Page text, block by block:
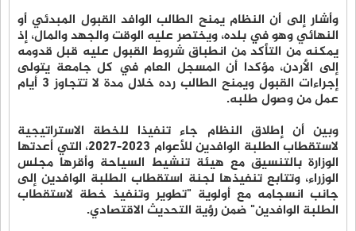
وأشار إلى أن النظام يمنح الطالب الوافد القبول المبدئي أو
النهائي وهو في بلده، ويختصر عليه الوقت والجهد والمال، إذ
يمكنه من التأكد من انطباق شروط القبول عليه قبل قدومه
إلى الأردن، مؤكدا أن المسجل العام في كل جامعة يتولى
إجراءات القبول ويمنح الطالب رده خلال مدة لا تتجاوز 3 أيام
عمل من وصول طلبه.
وبين أن إطلاق النظام جاء تنفيذا للخطة الاستراتيجية
لاستقطاب الطلبة الوافدين للأعوام 2023-2027، التي أعدتها
الوزارة بالتنسيق مع هيئة تنشيط السياحة وأقرها مجلس
الوزراء، وتتابع تنفيذها لجنة استقطاب الطلبة الوافدين إلى
جانب انسجامه مع أولوية "تطوير وتنفيذ خطة لاستقطاب
الطلبة الوافدين" ضمن رؤية التحديث الاقتصادي.